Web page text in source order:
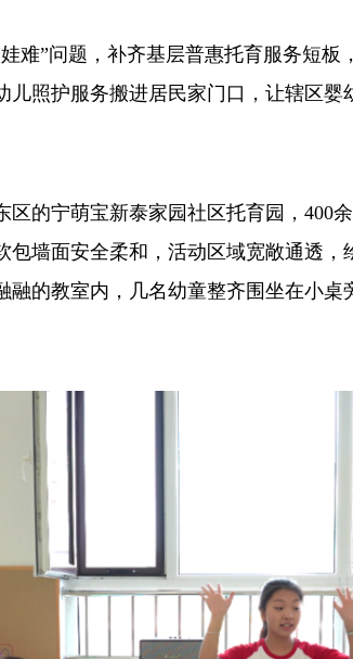
”问题，补齐基层普惠托育服务短板
儿照护服务搬进居民家门口，让辖区
宁萌宝新泰家园社区托育园，400余
包墙面安全柔和，活动区域宽敞通透
的教室内，几名幼童整齐围坐在小桌